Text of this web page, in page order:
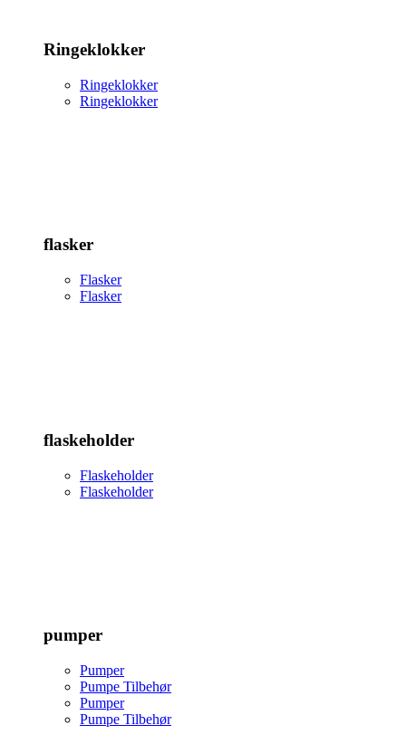
Ringeklokker
Ringeklokker
Ringeklokker
flasker
Flasker
Flasker
flaskeholder
Flaskeholder
Flaskeholder
pumper
Pumper
Pumpe Tilbehør
Pumper
Pumpe Tilbehør